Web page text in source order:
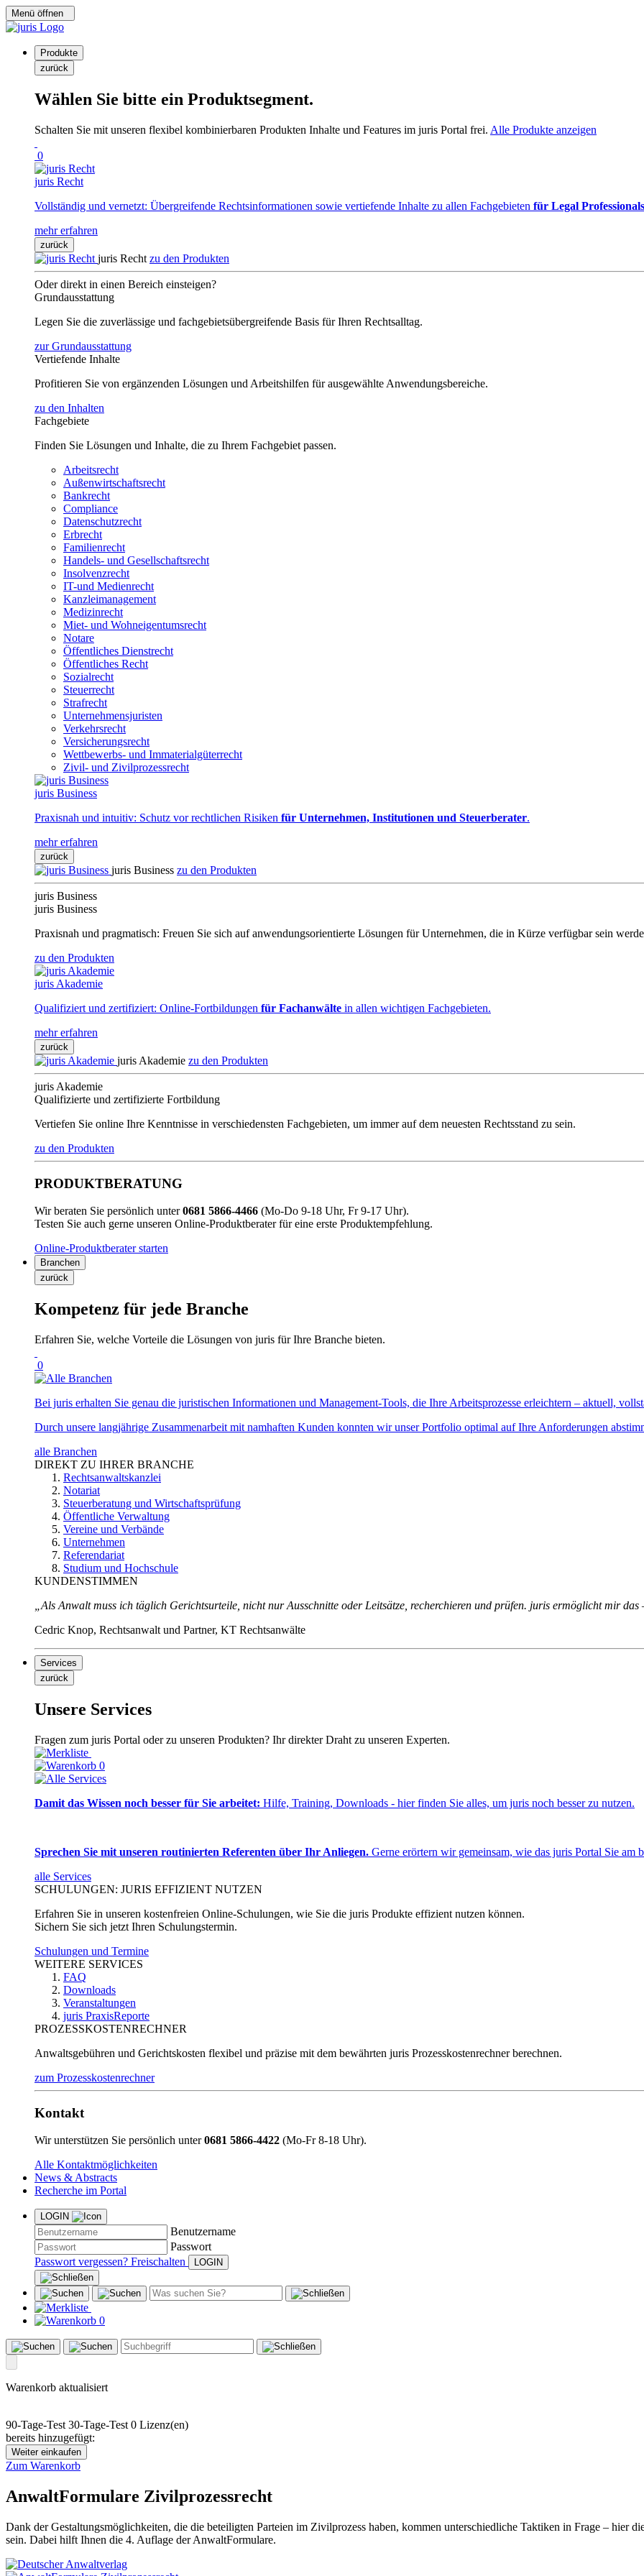
Menü öffnen
Produkte
zurück
Wählen Sie bitte ein Produktsegment.
Schalten Sie mit unseren flexibel kombinierbaren Produkten Inhalte und Features im juris Portal frei. Alle Produkte anzeigen
0
juris Recht
Vollständig und vernetzt: Übergreifende Rechtsinformationen sowie vertiefende Inhalte zu allen Fachgebieten für Legal Professionals
mehr erfahren
zurück
juris Recht zu den Produkten
Oder direkt in einen Bereich einsteigen?
Grundausstattung
Legen Sie die zuverlässige und fachgebietsübergreifende Basis für Ihren Rechtsalltag.
zur Grundausstattung
Vertiefende Inhalte
Profitieren Sie von ergänzenden Lösungen und Arbeitshilfen für ausgewählte Anwendungsbereiche.
zu den Inhalten
Fachgebiete
Finden Sie Lösungen und Inhalte, die zu Ihrem Fachgebiet passen.
Arbeitsrecht
Außenwirtschaftsrecht
Bankrecht
Compliance
Datenschutzrecht
Erbrecht
Familienrecht
Handels- und Gesellschaftsrecht
Insolvenzrecht
IT-und Medienrecht
Kanzleimanagement
Medizinrecht
Miet- und Wohneigentumsrecht
Notare
Öffentliches Dienstrecht
Öffentliches Recht
Sozialrecht
Steuerrecht
Strafrecht
Unternehmensjuristen
Verkehrsrecht
Versicherungsrecht
Wettbewerbs- und Immaterialgüterrecht
Zivil- und Zivilprozessrecht
juris Business
Praxisnah und intuitiv: Schutz vor rechtlichen Risiken für Unternehmen, Institutionen und Steuerberater.
mehr erfahren
zurück
juris Business zu den Produkten
juris Business
juris Business
Praxisnah und pragmatisch: Freuen Sie sich auf anwendungsorientierte Lösungen für Unternehmen, die in Kürze verfügbar sein
zu den Produkten
juris Akademie
Qualifiziert und zertifiziert: Online-Fortbildungen für Fachanwälte in allen wichtigen Fachgebieten.
mehr erfahren
zurück
juris Akademie zu den Produkten
juris Akademie
Qualifizierte und zertifizierte Fortbildung
Vertiefen Sie online Ihre Kenntnisse in verschiedensten Fachgebieten, um immer auf dem neuesten Rechtsstand zu sein.
zu den Produkten
PRODUKTBERATUNG
Wir beraten Sie persönlich unter0681 5866-4466 (Mo-Do 9-18 Uhr, Fr 9-17 Uhr).
Testen Sie auch gerne unseren Online-Produktberater für eine erste Produktempfehlung.
Online-Produktberater starten
Branchen
zurück
Kompetenz für jede Branche
Erfahren Sie, welche Vorteile die Lösungen von juris für Ihre Branche bieten.
0
Bei juris erhalten Sie genau die juristischen Informationen und Management-Tools, die Ihre Arbeitsprozesse erleichtern – aktuell,
Durch unsere langjährige Zusammenarbeit mit namhaften Kunden konnten wir unser Portfolio optimal auf Ihre Anforderungen
alle Branchen
DIREKT ZU IHRER BRANCHE
Rechtsanwaltskanzlei
Notariat
Steuerberatung und Wirtschaftsprüfung
Öffentliche Verwaltung
Vereine und Verbände
Unternehmen
Referendariat
Studium und Hochschule
KUNDENSTIMMEN
„Als Anwalt muss ich täglich Gerichtsurteile, nicht nur Ausschnitte oder Leitsätze, recherchieren und prüfen. juris ermöglicht mir
Cedric Knop, Rechtsanwalt und Partner, KT Rechtsanwälte
Services
zurück
Unsere Services
Fragen zum juris Portal oder zu unseren Produkten? Ihr direkter Draht zu unseren Experten.
0
Damit das Wissen noch besser für Sie arbeitet: Hilfe, Training, Downloads - hier finden Sie alles, um juris noch besser zu nutzen.
Sprechen Sie mit unseren routinierten Referenten über Ihr Anliegen. Gerne erörtern wir gemeinsam, wie das juris Portal Sie am
alle Services
SCHULUNGEN: JURIS EFFIZIENT NUTZEN
Erfahren Sie in unseren kostenfreien Online-Schulungen, wie Sie die juris Produkte effizient nutzen können.
Sichern Sie sich jetzt Ihren Schulungstermin.
Schulungen und Termine
WEITERE SERVICES
FAQ
Downloads
Veranstaltungen
juris PraxisReporte
PROZESSKOSTENRECHNER
Anwaltsgebühren und Gerichtskosten flexibel und präzise mit dem bewährten juris Prozesskostenrechner berechnen.
zum Prozesskostenrechner
Kontakt
Wir unterstützen Sie persönlich unter0681 5866-4422 (Mo-Fr 8-18 Uhr).
Alle Kontaktmöglichkeiten
News & Abstracts
Recherche im Portal
LOGIN
Benutzername
Passwort
Passwort vergessen? Freischalten
0
Warenkorb aktualisiert
90-Tage-Test 30-Tage-Test 0 Lizenz(en)
bereits hinzugefügt:
Weiter einkaufen
Zum Warenkorb
AnwaltFormulare Zivilprozessrecht
Dank der Gestaltungsmöglichkeiten, die die beteiligten Parteien im Zivilprozess haben, kommen unterschiedliche Taktiken in Frage – hier
sein. Dabei hilft Ihnen die 4. Auflage der AnwaltFormulare.